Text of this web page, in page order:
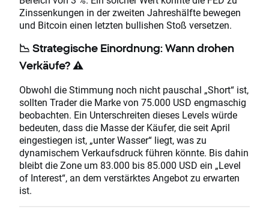
Zinssenkungen in der zweiten Jahreshälfte bewegen
und Bitcoin einen letzten bullishen Stoß versetzen.
📉 Strategische Einordnung: Wann drohen
Verkäufe? ⚠️
Obwohl die Stimmung noch nicht pauschal „Short“ ist,
sollten Trader die Marke von 75.000 USD engmaschig
beobachten. Ein Unterschreiten dieses Levels würde
bedeuten, dass die Masse der Käufer, die seit April
eingestiegen ist, „unter Wasser“ liegt, was zu
dynamischem Verkaufsdruck führen könnte. Bis dahin
bleibt die Zone um 83.000 bis 85.000 USD ein „Level
of Interest“, an dem verstärktes Angebot zu erwarten
ist.